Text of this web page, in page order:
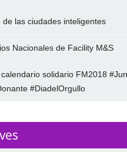
de las ciudades inteligentes
Nacionales de Facility M&S
solidario FM2018
#DiadelOrgullo